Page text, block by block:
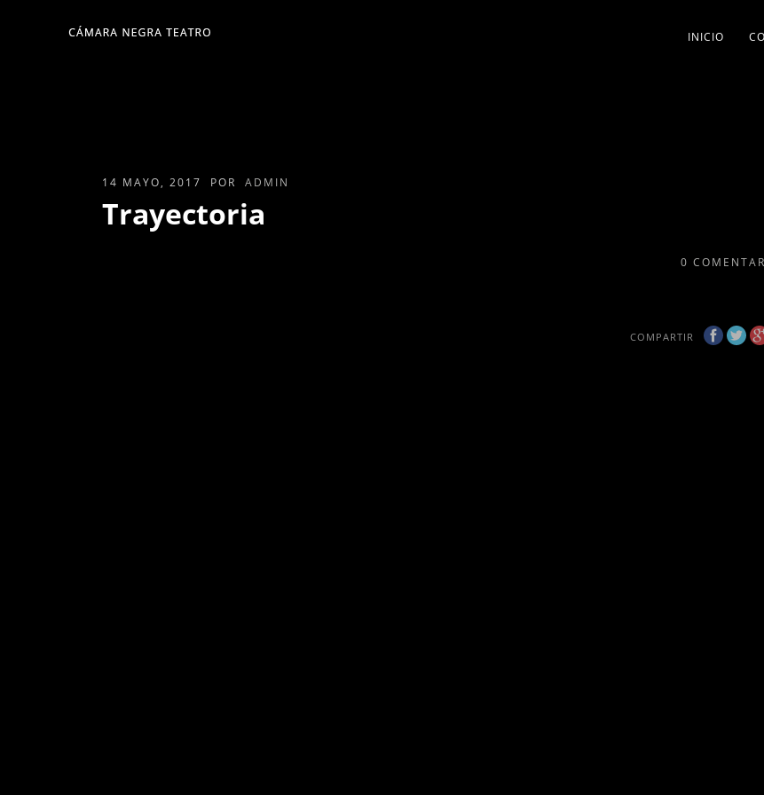
INICIO
14 MAYO, 2017 POR ADMIN
Trayectoria
0
COMPARTIR